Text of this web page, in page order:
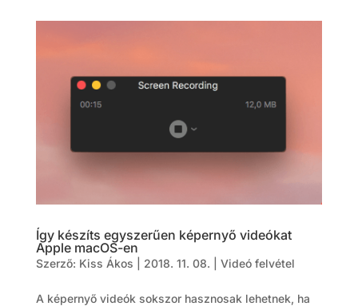
Így készíts egyszerűen képernyő videókat
Apple macOS-en
Szerző: Kiss Ákos 2018. 11. 08. Videó felvétel
A képernyő videók sokszor hasznosak lehetnek, ha